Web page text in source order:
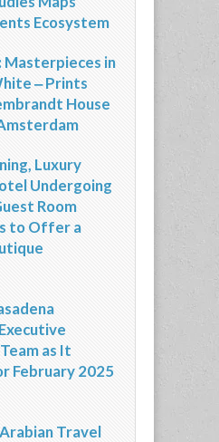
Ecosystem
Masterpieces in
‒ Prints
House
Luxury
Undergoing
Room
to Offer a
as It
February 2025
Travel